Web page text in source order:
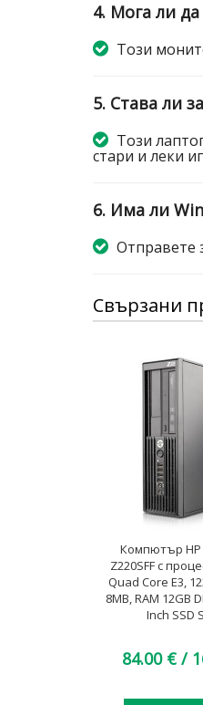
4. Мога ли
Този
5. Става ли
Този
стари и леки
6. Има ли
Отправете
Свързани
Компютър
Z220SFF с
Quad Core E3,
8MB, RAM 12GB
Inch SSD
84.00 € /